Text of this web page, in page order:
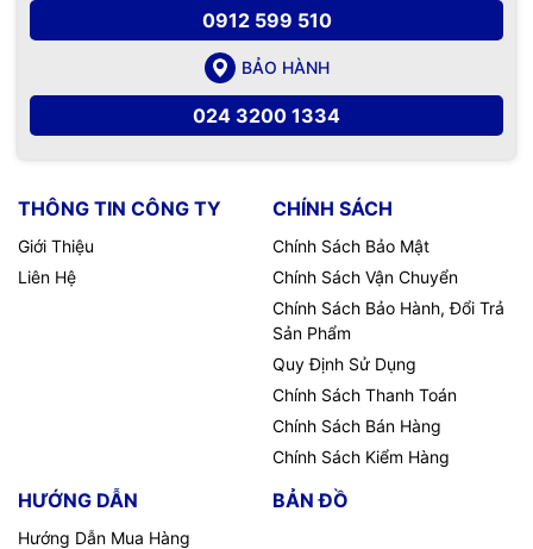
0912 599 510
BẢO HÀNH
024 3200 1334
THÔNG TIN CÔNG TY
Giới Thiệu
Liên Hệ
CHÍNH SÁCH
Chính Sách Bảo Mật
Chính Sách Vận Chuyển
Chính Sách Bảo Hành, Đổi Trả
Sản Phẩm
Quy Định Sử Dụng
Chính Sách Thanh Toán
Chính Sách Bán Hàng
Chính Sách Kiểm Hàng
HƯỚNG DẪN
Hướng Dẫn Mua Hàng
BẢN ĐỒ